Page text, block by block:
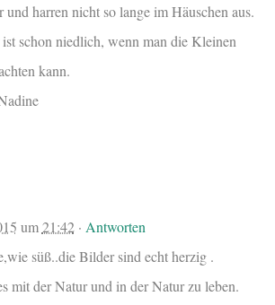
und harren nicht so lange im Häuschen aus.
schon niedlich, wenn man die Kleinen
kann.
um21:42· Antworten
süß..die Bilder sind echt herzig .
mit der Natur und in der Natur zu leben.